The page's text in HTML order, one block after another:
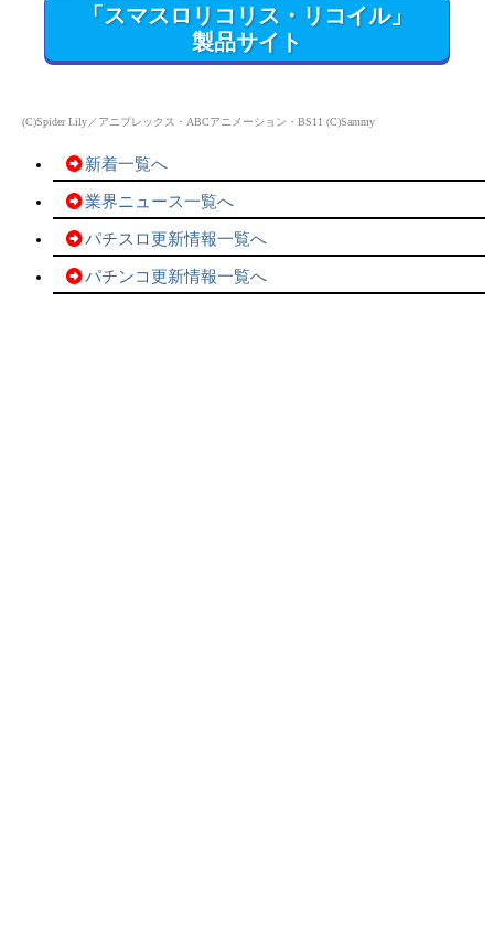
「スマスロリコリス・リコイル」
製品サイト
(C)Spider Lily／アニプレックス・ABCアニメーション・BS11 (C)Sammy
新着一覧へ
業界ニュース一覧へ
パチスロ更新情報一覧へ
パチンコ更新情報一覧へ